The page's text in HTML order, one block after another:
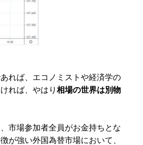
れば、エコノミストや経済学の
れば、やはり 相場の世界は別物
市場参加者全員がお金持ちとな
が強い外国為替市場において、